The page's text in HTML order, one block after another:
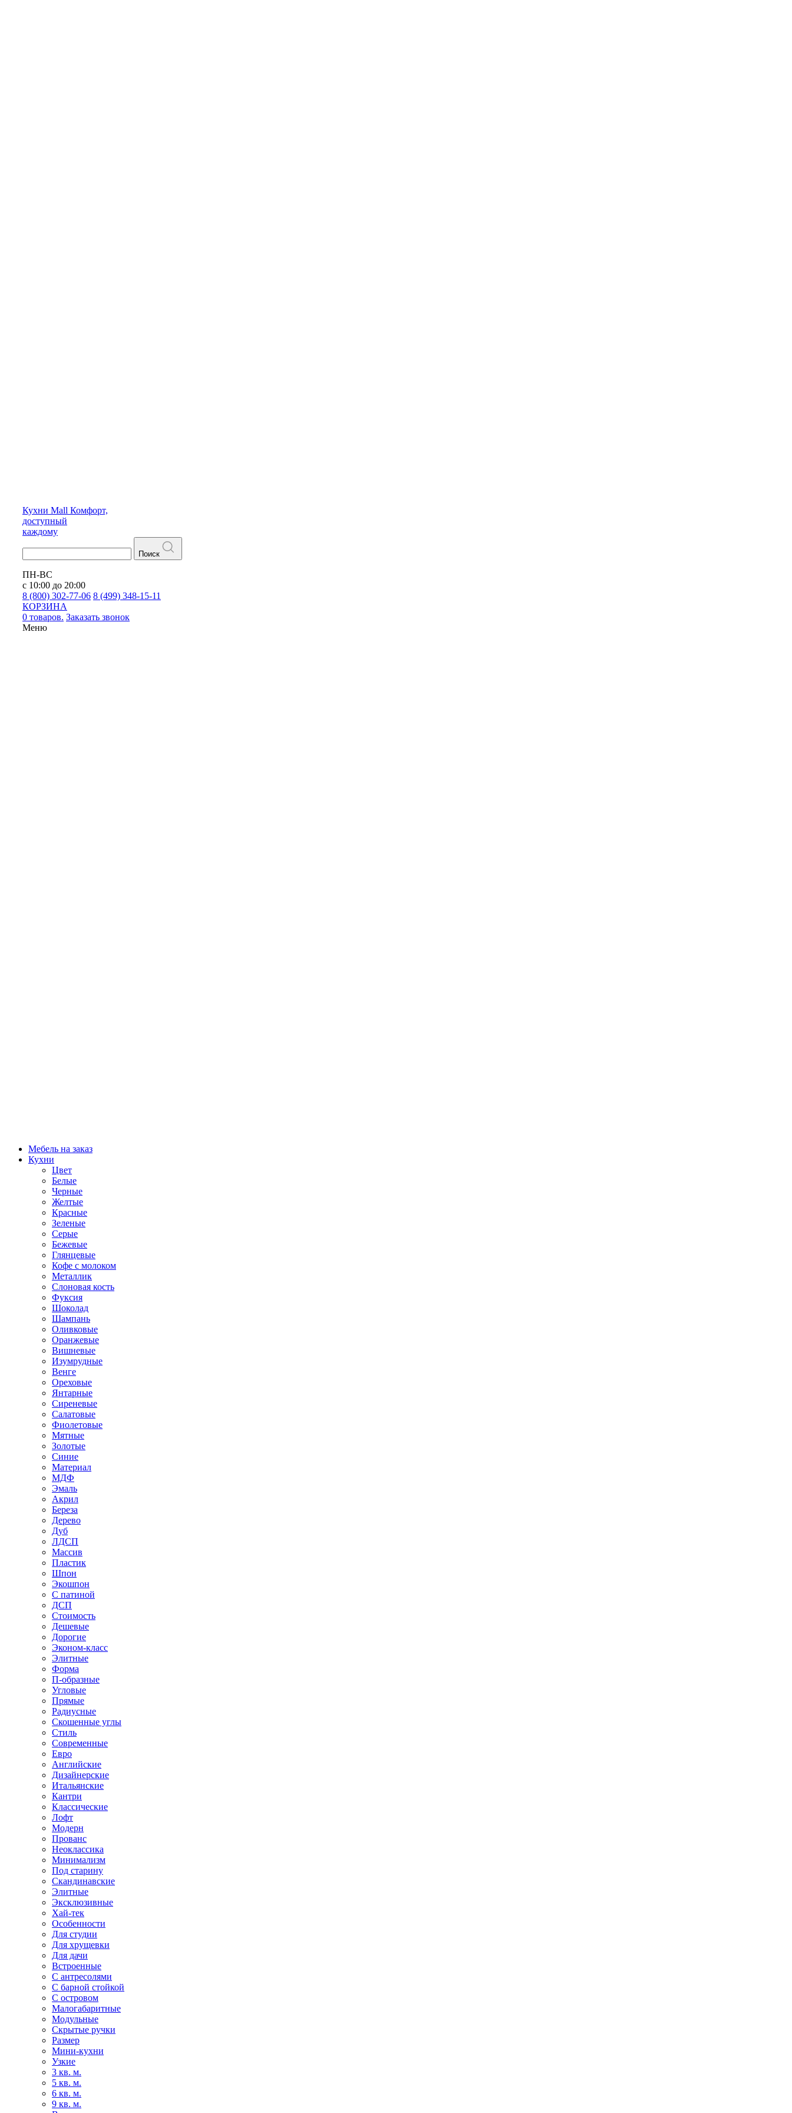
Кухни Mall Комфорт,
доступный
каждому
Поиск
ПН-ВС
с 10:00 до 20:00
8 (800) 302-77-06 8 (499) 348-15-11
КОРЗИНА
0 товаров. Заказать звонок
Меню
Мебель на заказ
Кухни
Цвет
Белые
Черные
Желтые
Красные
Зеленые
Серые
Бежевые
Глянцевые
Кофе с молоком
Металлик
Слоновая кость
Фуксия
Шоколад
Шампань
Оливковые
Оранжевые
Вишневые
Изумрудные
Венге
Ореховые
Янтарные
Сиреневые
Салатовые
Фиолетовые
Мятные
Золотые
Синие
Материал
МДФ
Эмаль
Акрил
Береза
Дерево
Дуб
ЛДСП
Массив
Пластик
Шпон
Экошпон
С патиной
ДСП
Стоимость
Дешевые
Дорогие
Эконом-класс
Элитные
Форма
П-образные
Угловые
Прямые
Радиусные
Скошенные углы
Стиль
Современные
Евро
Английские
Дизайнерские
Итальянские
Кантри
Классические
Лофт
Модерн
Прованс
Неоклассика
Минимализм
Под старину
Скандинавские
Элитные
Эксклюзивные
Хай-тек
Особенности
Для студии
Для хрущевки
Для дачи
Встроенные
С антресолями
С барной стойкой
С островом
Малогабаритные
Модульные
Скрытые ручки
Размер
Мини-кухни
Узкие
3 кв. м.
5 кв. м.
6 кв. м.
9 кв. м.